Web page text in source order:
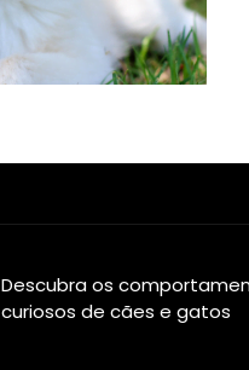
Descubra os
curiosos de cães e gatos